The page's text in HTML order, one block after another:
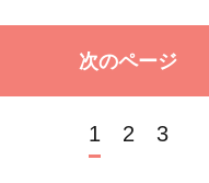
次のページ
1 2 3